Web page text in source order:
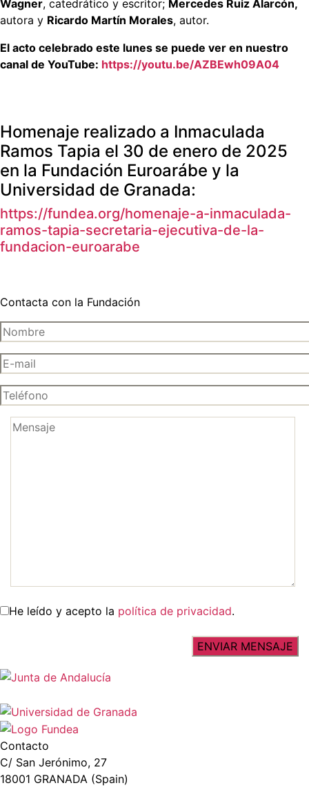
Wagner, catedrático y escritor; Mercedes Ruiz Alarcón,
autora y Ricardo Martín Morales, autor.
El acto celebrado este lunes se puede ver en nuestro
canal de YouTube: https://youtu.be/AZBEwh09A04
Homenaje realizado a Inmaculada
Ramos Tapia el 30 de enero de 2025
en la Fundación Euroarábe y la
Universidad de Granada:
https://fundea.org/homenaje-a-inmaculada-
ramos-tapia-secretaria-ejecutiva-de-la-
fundacion-euroarabe
Contacta con la Fundación
He leído y acepto la política de privacidad.
Contacto
C/ San Jerónimo, 27
18001 GRANADA (Spain)